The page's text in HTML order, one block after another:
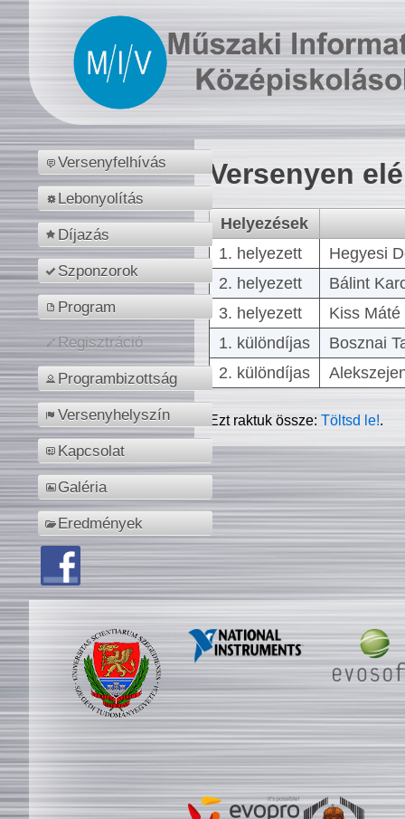
Versenyfelhívás
Lebonyolítás
Díjazás
Szponzorok
Program
Regisztráció
Programbizottság
Versenyhelyszín
Kapcsolat
Galéria
Eredmények
Versenyen
Helyezések
1. helyezett
Hegyesi
2. helyezett
Bálint
3. helyezett
Kiss
1. különdíjas
Bosznai
2. különdíjas
Ezt raktuk össze:Töltsd le!.